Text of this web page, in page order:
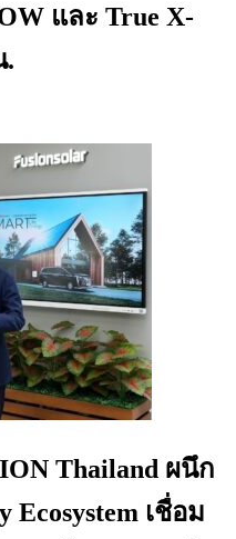
และ True X-
.
Thailand ผนึก
Ecosystem เชื่อม